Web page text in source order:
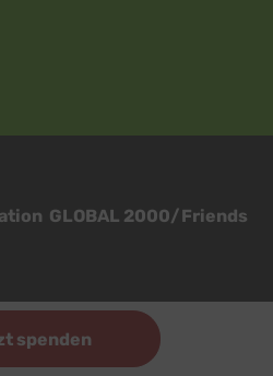
spenden
GLOBAL 2000/Friends